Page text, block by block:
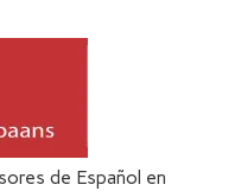
de Español en